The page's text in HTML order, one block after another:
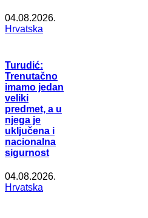
04.08.2026.
Hrvatska
Turudić:
Trenutačno
imamo jedan
veliki
predmet, a u
njega je
uključena i
nacionalna
sigurnost
04.08.2026.
Hrvatska